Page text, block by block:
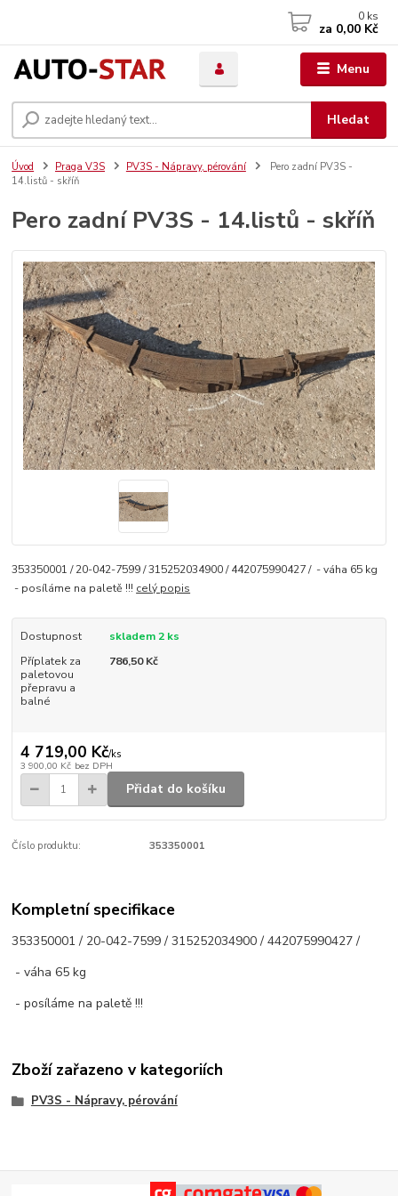
Menu
Hledat
0 ks
za 0,00 Kč
Úvod Praga V3S PV3S - Nápravy, pérování
Pero zadní PV3S -
14.listů - skříň
Pero zadní PV3S - 14.listů - skříň
353350001 / 20-042-7599 / 315252034900 / 442075990427 / - váha 65 kg
- posíláme na paletě !!! celý popis
Dostupnost
skladem 2 ks
Příplatek za
paletovou
přepravu a
balné
786,50 Kč
4 719,00 Kč/ks
3 900,00 Kč bez DPH
Přidat do košíku
Číslo produktu: 353350001
Kompletní specifikace
353350001 / 20-042-7599 / 315252034900 / 442075990427 /
- váha 65 kg
- posíláme na paletě !!!
Zboží zařazeno v kategoriích
PV3S - Nápravy, pérování